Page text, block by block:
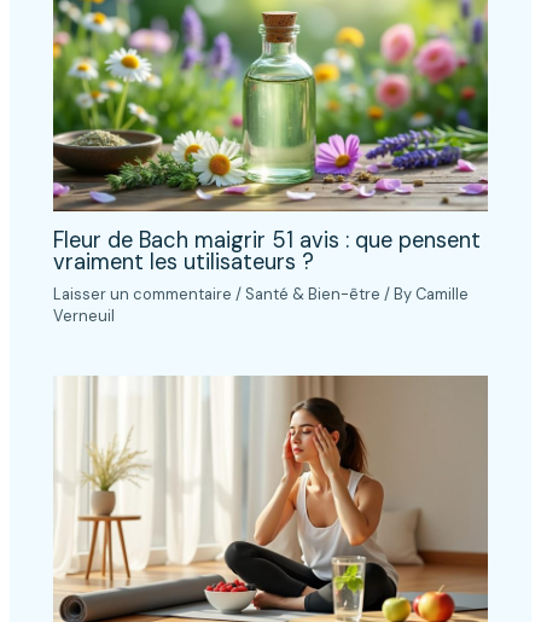
Fleur de Bach maigrir 51 avis : que pensent
vraiment les utilisateurs ?
Laisser un commentaire / Santé & Bien-être / By Camille
Verneuil